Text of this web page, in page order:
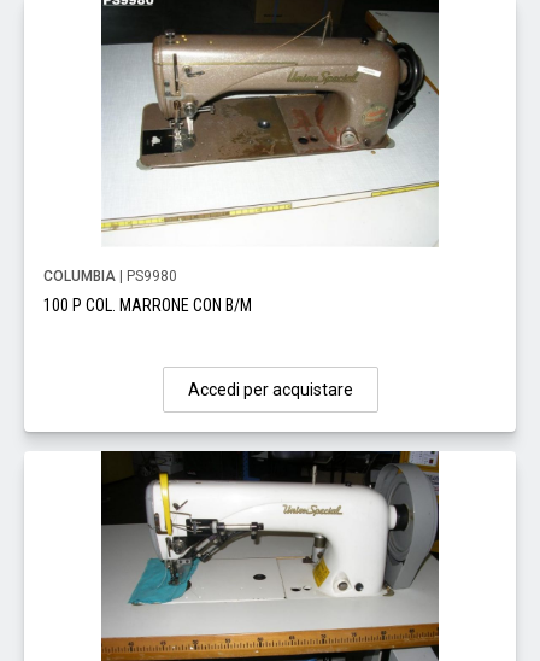
COLUMBIA | PS9980
100 P COL. MARRONE CON B/M
Accedi per acquistare